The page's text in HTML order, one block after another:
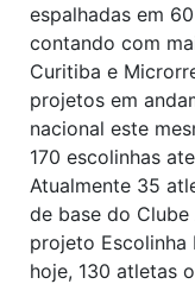
espalhadas em
contando com
Curitiba e
projetos em
nacional este
170 escolinhas
Atualmente 35
de base do
projeto Escolinha
hoje, 130 atletas